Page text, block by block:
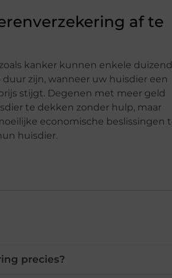
af te
kanker kunnen enkele
zijn, wanneer uw huisdier een
stijgt. Degenen met meer geld
te dekken zonder hulp, maar
economische beslissingen
huisdier.
precies?